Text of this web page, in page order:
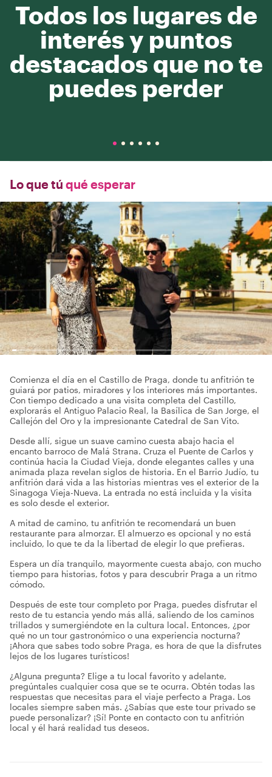
Todos los lugares de
interés y puntos
destacados que no te
puedes perder
Lo que tú qué esperar
Comienza el día en el Castillo de Praga, donde tu anfitrión te
guiará por patios, miradores y los interiores más importantes.
Con tiempo dedicado a una visita completa del Castillo,
explorarás el Antiguo Palacio Real, la Basílica de San Jorge, el
Callejón del Oro y la impresionante Catedral de San Vito.
Desde allí, sigue un suave camino cuesta abajo hacia el
encanto barroco de Malá Strana. Cruza el Puente de Carlos y
continúa hacia la Ciudad Vieja, donde elegantes calles y una
animada plaza revelan siglos de historia. En el Barrio Judío, tu
anfitrión dará vida a las historias mientras ves el exterior de la
Sinagoga Vieja-Nueva. La entrada no está incluida y la visita
es solo desde el exterior.
A mitad de camino, tu anfitrión te recomendará un buen
restaurante para almorzar. El almuerzo es opcional y no está
incluido, lo que te da la libertad de elegir lo que prefieras.
Espera un día tranquilo, mayormente cuesta abajo, con mucho
tiempo para historias, fotos y para descubrir Praga a un ritmo
cómodo.
Después de este tour completo por Praga, puedes disfrutar el
resto de tu estancia yendo más allá, saliendo de los caminos
trillados y sumergiéndote en la cultura local. Entonces, ¿por
qué no un tour gastronómico o una experiencia nocturna?
¡Ahora que sabes todo sobre Praga, es hora de que la disfrutes
lejos de los lugares turísticos!
¿Alguna pregunta? Elige a tu local favorito y adelante,
pregúntales cualquier cosa que se te ocurra. Obtén todas las
respuestas que necesitas para el viaje perfecto a Praga. Los
locales siempre saben más. ¿Sabías que este tour privado se
puede personalizar? ¡Sí! Ponte en contacto con tu anfitrión
local y él hará realidad tus deseos.